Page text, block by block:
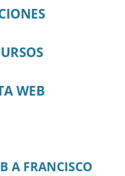
WEB
A FRANCISCO